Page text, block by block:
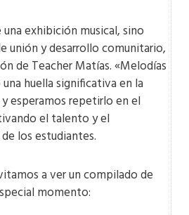
exhibición musical, sino
unión y desarrollo comunitario,
de Teacher Matías. «Melodías
huella significativa en la
esperamos repetirlo en el
el talento y el
los estudiantes.
a ver un compilado de
momento: